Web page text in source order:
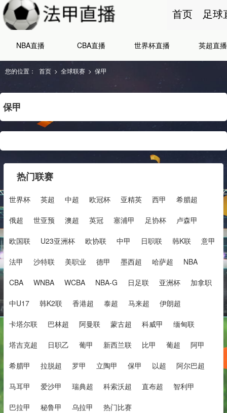
首页 足球
NBA直播 CBA直播 世界杯直播 英超直播
您的位置： 首页 > 全球联赛 > 保甲
保甲
热门联赛
世界杯 英超 中超 欧冠杯 亚精英 西甲 希腊超
俄超 世亚预 澳超 英冠 塞浦甲 足协杯 卢森甲
欧国联 U23亚洲杯 欧协联 中甲 日职联 韩K联 意甲
法甲 沙特联 美职业 德甲 墨西超 哈萨超 NBA
CBA WNBA WCBA NBA-G 日足联 亚洲杯 加拿职
中U17 韩K2联 香港超 泰超 马来超 伊朗超
卡塔尔联 巴林超 阿曼联 蒙古超 科威甲 缅甸联
塔吉克超 日职乙 葡甲 新西兰联 比甲 葡超 阿甲
希腊甲 拉脱超 罗甲 立陶甲 保甲 以超 阿尔巴超
马耳甲 爱沙甲 瑞典超 科索沃超 直布超 智利甲
巴拉甲 秘鲁甲 乌拉甲 热门比赛